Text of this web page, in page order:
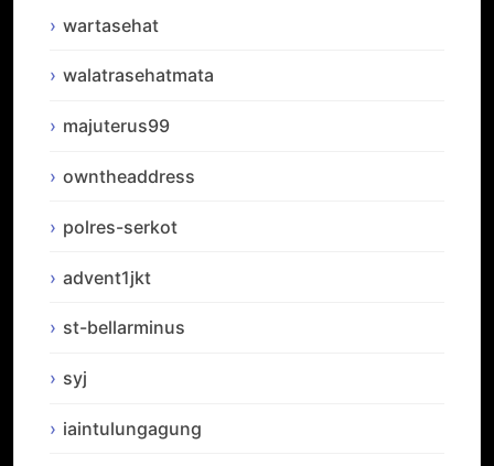
wartasehat
walatrasehatmata
majuterus99
owntheaddress
polres-serkot
advent1jkt
st-bellarminus
syj
iaintulungagung